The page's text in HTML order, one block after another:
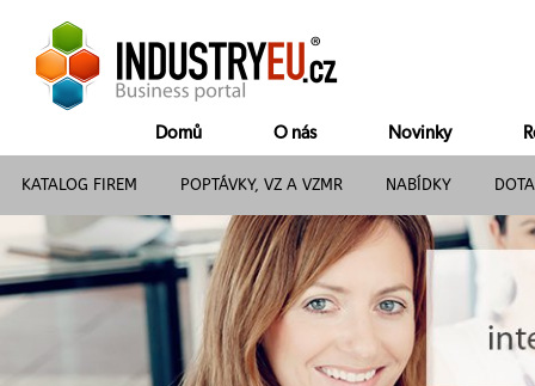
Domů O nás Novinky
KATALOG FIREM POPTÁVKY, VZ A VZMR NABÍDKY